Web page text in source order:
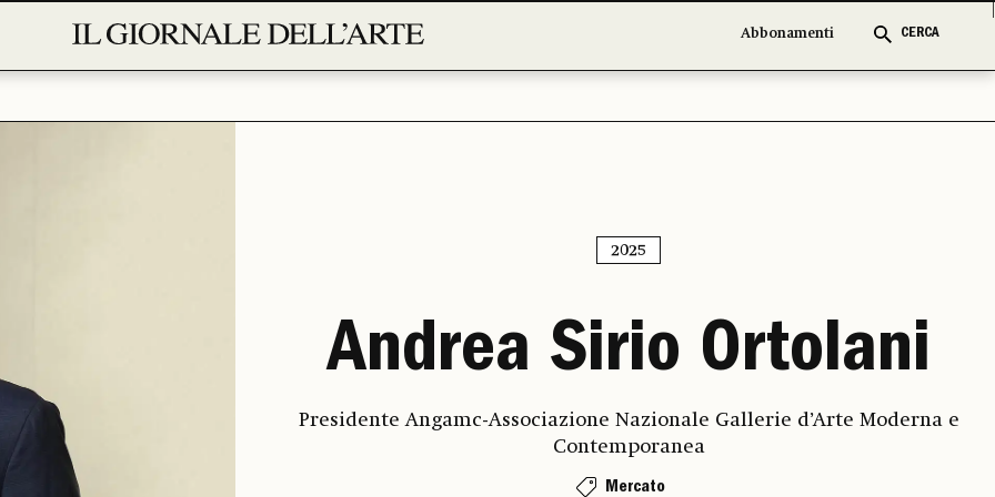
Abbonamenti CERCA
2025
Andrea Sirio Ortolani
Presidente Angamc-Associazione Nazionale Gallerie d’Arte Moderna e
Contemporanea
Mercato